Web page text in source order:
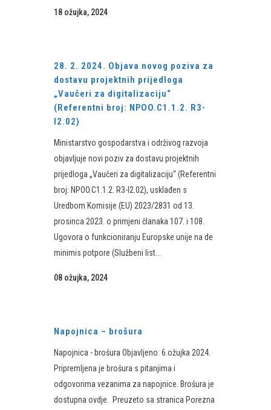
18 ožujka, 2024
28. 2. 2024. Objava novog poziva za
dostavu projektnih prijedloga
„Vaučeri za digitalizaciju“
(Referentni broj: NPOO.C1.1.2. R3-
I2.02)
Ministarstvo gospodarstva i održivog razvoja
objavljuje novi poziv za dostavu projektnih
prijedloga „Vaučeri za digitalizaciju“ (Referentni
broj: NPOO.C1.1.2. R3-I2.02), usklađen s
Uredbom Komisije (EU) 2023/2831 od 13.
prosinca 2023. o primjeni članaka 107. i 108.
Ugovora o funkcioniranju Europske unije na de
minimis potpore (Službeni list...
08 ožujka, 2024
Napojnica – brošura
Napojnica - brošura Objavljeno: 6.ožujka 2024. ​
Pripremljena je brošura s pitanjima i
odgovorima vezanima za napojnice.​ Brošura je
dostupna ovdje.​​ Preuzeto sa stranica Porezna